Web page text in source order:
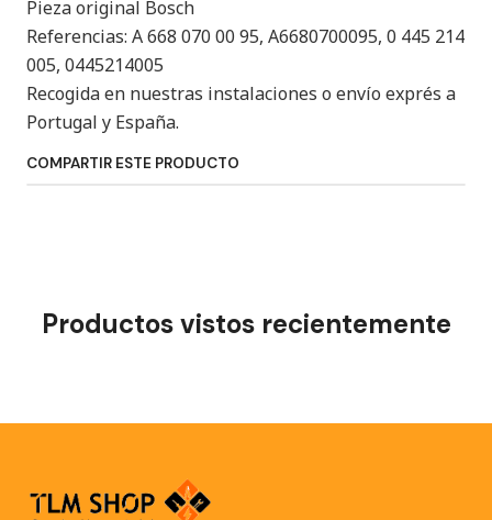
Pieza original Bosch
Referencias: A 668 070 00 95, A6680700095, 0 445 214
005, 0445214005
Recogida en nuestras instalaciones o envío exprés a
Portugal y España.
COMPARTIR ESTE PRODUCTO
Productos vistos recientemente